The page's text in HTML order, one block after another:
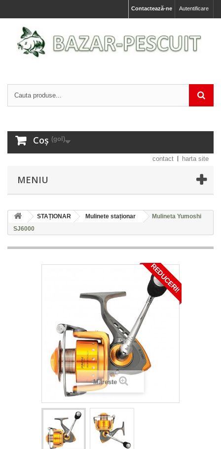
Autentificare
Contactează-ne
Coș (gol)
contact harta site
MENIU
STAȚIONAR Mulinete staționar
Mulineta Yumoshi
SJ6000
REDUCERI!
Mareste